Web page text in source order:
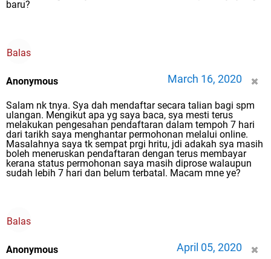
baru?
Balas
Anonymous March 16, 2020
Salam nk tnya. Sya dah mendaftar secara talian bagi spm
ulangan. Mengikut apa yg saya baca, sya mesti terus
melakukan pengesahan pendaftaran dalam tempoh 7 hari
dari tarikh saya menghantar permohonan melalui online.
Masalahnya saya tk sempat prgi hritu, jdi adakah sya masih
boleh meneruskan pendaftaran dengan terus membayar
kerana status permohonan saya masih diprose walaupun
sudah lebih 7 hari dan belum terbatal. Macam mne ye?
Balas
Anonymous April 05, 2020